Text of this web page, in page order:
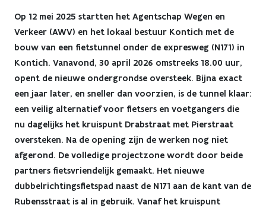
voetgangerstunnel
onder
expresweg
(N171)
in
Kontich
opent
vanavond
Op 12 mei 2025 startten het Agentschap Wegen en
Verkeer (AWV) en het lokaal bestuur Kontich met de
bouw van een fietstunnel onder de expresweg (N171) in
Kontich. Vanavond, 30 april 2026 omstreeks 18.00 uur,
opent de nieuwe ondergrondse oversteek. Bijna exact
een jaar later, en sneller dan voorzien, is de tunnel klaar:
een veilig alternatief voor fietsers en voetgangers die
nu dagelijks het kruispunt Drabstraat met Pierstraat
oversteken. Na de opening zijn de werken nog niet
afgerond. De volledige projectzone wordt door beide
partners fietsvriendelijk gemaakt. Het nieuwe
dubbelrichtingsfietspad naast de N171 aan de kant van de
Rubensstraat is al in gebruik. Vanaf het kruispunt